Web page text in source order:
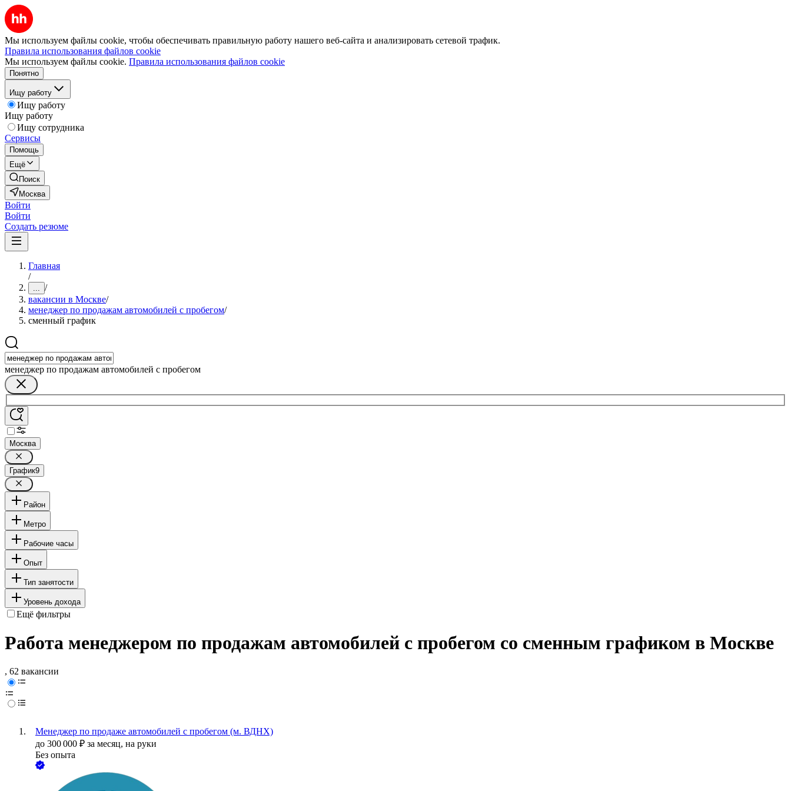
Мы используем файлы cookie, чтобы обеспечивать правильную работу нашего веб-сайта и анализировать сетевой трафик.
Правила использования файлов cookie
Мы используем файлы cookie. Правила использования файлов cookie
Понятно
Ищу работу
Ищу работу
Ищу работу
Ищу сотрудника
Сервисы
Помощь
Ещё
Поиск
Москва
Войти
Войти
Создать резюме
Главная
/
... /
вакансии в Москве/
менеджер по продажам автомобилей с пробегом/
сменный график
менеджер по продажам автомобилей с пробегом
Москва
График9
Район
Метро
Рабочие часы
Опыт
Тип занятости
Уровень дохода
Ещё фильтры
Работа менеджером по продажам автомобилей с пробегом со сменным графиком в Москве
, 62 вакансии
Менеджер по продаже автомобилей с пробегом (м. ВДНХ)
до 300 000 ₽ за месяц, на руки
Без опыта